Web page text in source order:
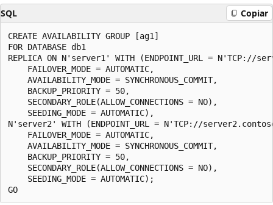
SQL Copiar
CREATE AVAILABILITY GROUP [ag1]
FOR DATABASE db1
REPLICA ON N'server1' WITH (ENDPOINT_URL = N'TCP://
    FAILOVER_MODE = AUTOMATIC,
    AVAILABILITY_MODE = SYNCHRONOUS_COMMIT,
    BACKUP_PRIORITY = 50,
    SECONDARY_ROLE(ALLOW_CONNECTIONS = NO),
    SEEDING_MODE = AUTOMATIC),
N'server2' WITH (ENDPOINT_URL = N'TCP://
    FAILOVER_MODE = AUTOMATIC,
    AVAILABILITY_MODE = SYNCHRONOUS_COMMIT,
    BACKUP_PRIORITY = 50,
    SECONDARY_ROLE(ALLOW_CONNECTIONS = NO),
    SEEDING_MODE = AUTOMATIC);